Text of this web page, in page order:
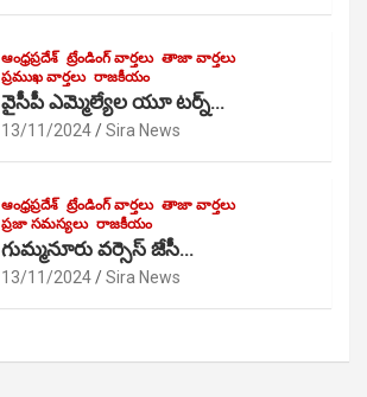
ఆంధ్రప్రదేశ్ ట్రేండింగ్ వార్తలు తాజా వార్తలు
ప్రముఖ వార్తలు రాజకీయం
వైసీపీ ఎమ్మెల్యేల యూ టర్న్…
13/11/2024 Sira News
ఆంధ్రప్రదేశ్ ట్రేండింగ్ వార్తలు తాజా వార్తలు
ప్రజా సమస్యలు రాజకీయం
గుమ్మనూరు వర్సెస్ జేసీ…
13/11/2024 Sira News